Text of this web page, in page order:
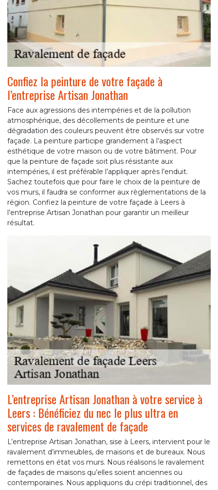
Confiez la peinture de votre façade à
l’entreprise Artisan Jonathan
Face aux agressions des intempéries et de la pollution
atmosphérique, des décollements de peinture et une
dégradation des couleurs peuvent être observés sur votre
façade. La peinture participe grandement à l’aspect
esthétique de votre maison ou de votre bâtiment. Pour
que la peinture de façade soit plus résistante aux
intempéries, il est préférable l’appliquer après l’enduit.
Sachez toutefois que pour faire le choix de la peinture de
vos murs, il faudra se conformer aux règlementations de la
région. Confiez la peinture de votre façade à Leers à
l’entreprise Artisan Jonathan pour garantir un meilleur
résultat.
L’entreprise Artisan Jonathan à votre service à
Leers : Bénéficiez du nec le plus ultra en
services de ravalement de façade
L’entreprise Artisan Jonathan, sise à Leers, intervient pour le
ravalement d’immeubles, de maisons et de bureaux. Nous
remettons en état vos murs. Nous réalisons le ravalement
de façades de maisons qu’elles soient anciennes ou
contemporaines. Nous appliquons du crépi traditionnel, des